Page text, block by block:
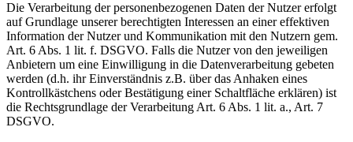
Die Verarbeitung der personenbezogenen Daten der Nutzer erfolgt
auf Grundlage unserer berechtigten Interessen an einer effektiven
Information der Nutzer und Kommunikation mit den Nutzern gem.
Art. 6 Abs. 1 lit. f. DSGVO. Falls die Nutzer von den jeweiligen
Anbietern um eine Einwilligung in die Datenverarbeitung gebeten
werden (d.h. ihr Einverständnis z.B. über das Anhaken eines
Kontrollkästchens oder Bestätigung einer Schaltfläche erklären) ist
die Rechtsgrundlage der Verarbeitung Art. 6 Abs. 1 lit. a., Art. 7
DSGVO.